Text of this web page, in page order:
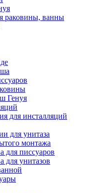
раковины, ванны
Генуя
для инсталляций
для унитаза
монтажа
для писсуаров
для унитазов